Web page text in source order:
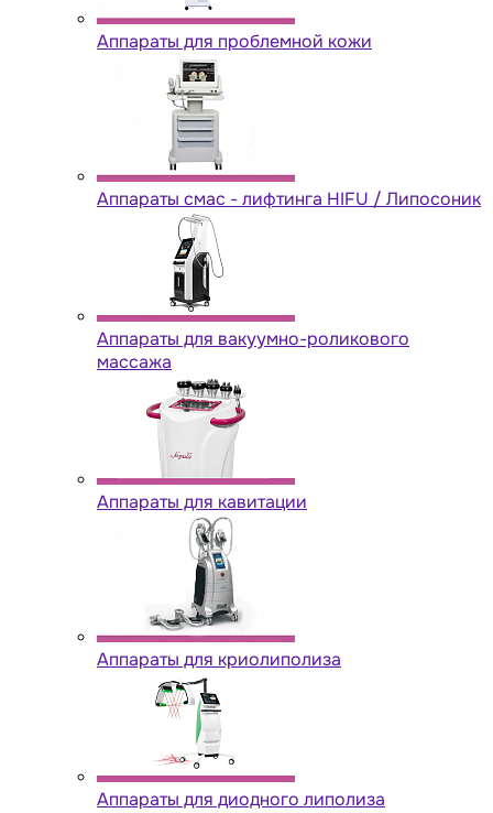
Аппараты для проблемной кожи
Аппараты cмас - лифтинга HIFU / Липосоник
Аппараты для вакуумно-роликового
массажа
Аппараты для кавитации
Аппараты для криолиполиза
Аппараты для диодного липолиза